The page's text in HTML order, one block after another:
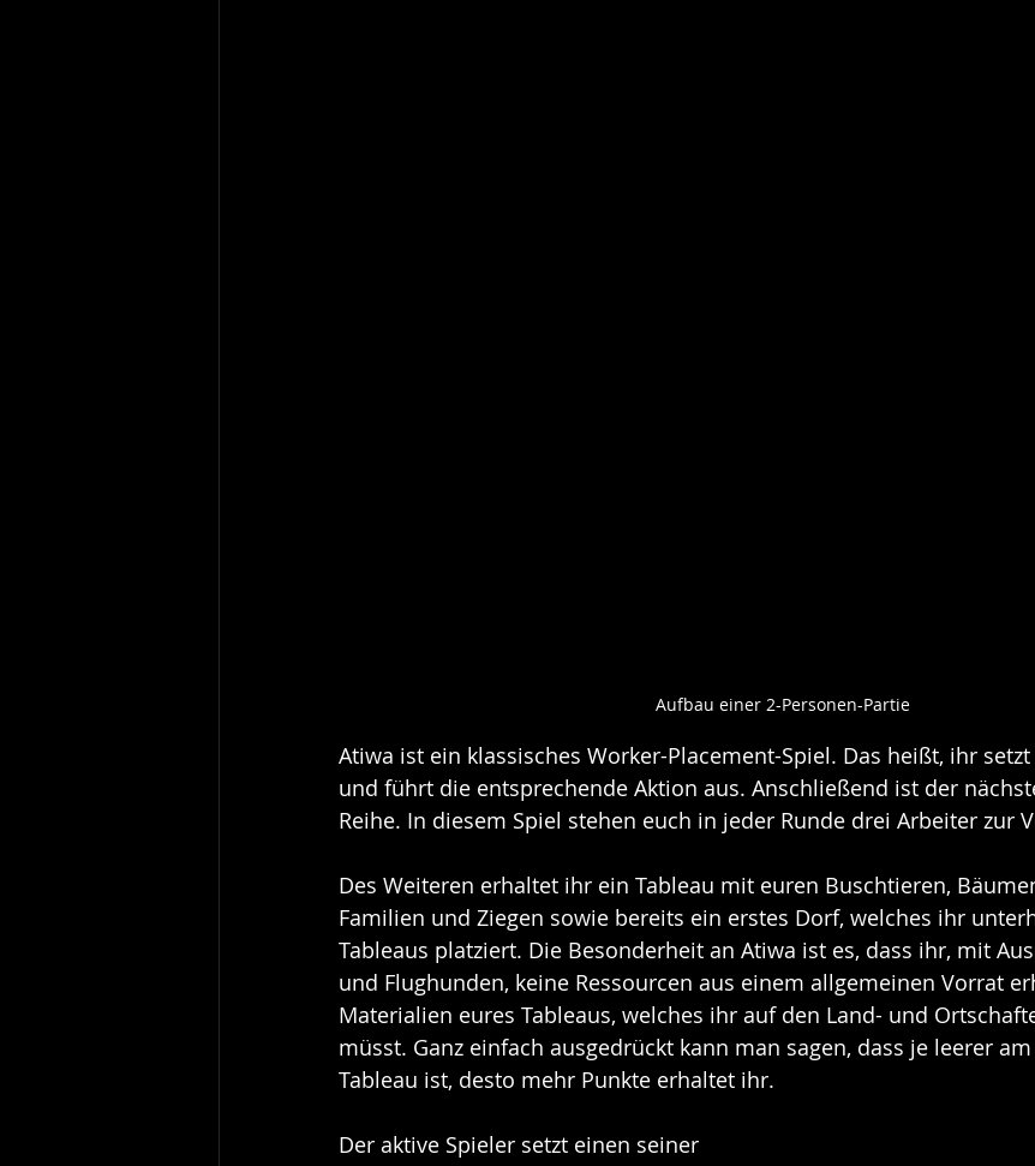
Aufbau einer 2-Personen-Partie
Atiwa ist ein klassisches Worker-Placement-Spiel. Das heißt, ihr
und führt die entsprechende Aktion aus. Anschließend ist der
Reihe. In diesem Spiel stehen euch in jeder Runde drei Arbeiter zur
Des Weiteren erhaltet ihr ein Tableau mit euren Buschtieren,
Familien und Ziegen sowie bereits ein erstes Dorf, welches ihr
Tableaus platziert. Die Besonderheit an Atiwa ist es, dass ihr, mit
und Flughunden, keine Ressourcen aus einem allgemeinen Vorrat
Materialien eures Tableaus, welches ihr auf den Land- und
müsst. Ganz einfach ausgedrückt kann man sagen, dass je leerer
Tableau ist, desto mehr Punkte erhaltet ihr.
Der aktive Spieler setzt einen seiner